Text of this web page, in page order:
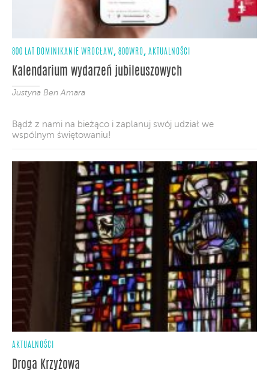
800 LAT DOMINIKANIE WROCŁAW, 800WRO, AKTUALNOŚCI
Kalendarium wydarzeń jubileuszowych
Justyna Ben Amara
Bądź z nami na bieżąco i zaplanuj swój udział we
wspólnym świętowaniu!
AKTUALNOŚCI
Droga Krzyżowa